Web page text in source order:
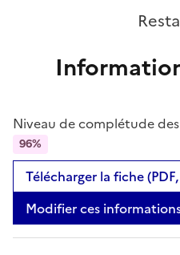
Niveau de complétude
96%
Télécharger la fiche
Modifier ces